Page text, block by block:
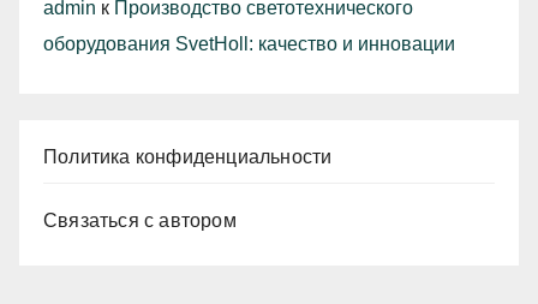
admin к Производство светотехнического
оборудования SvetHoll: качество и инновации
Политика конфиденциальности
Связаться с автором